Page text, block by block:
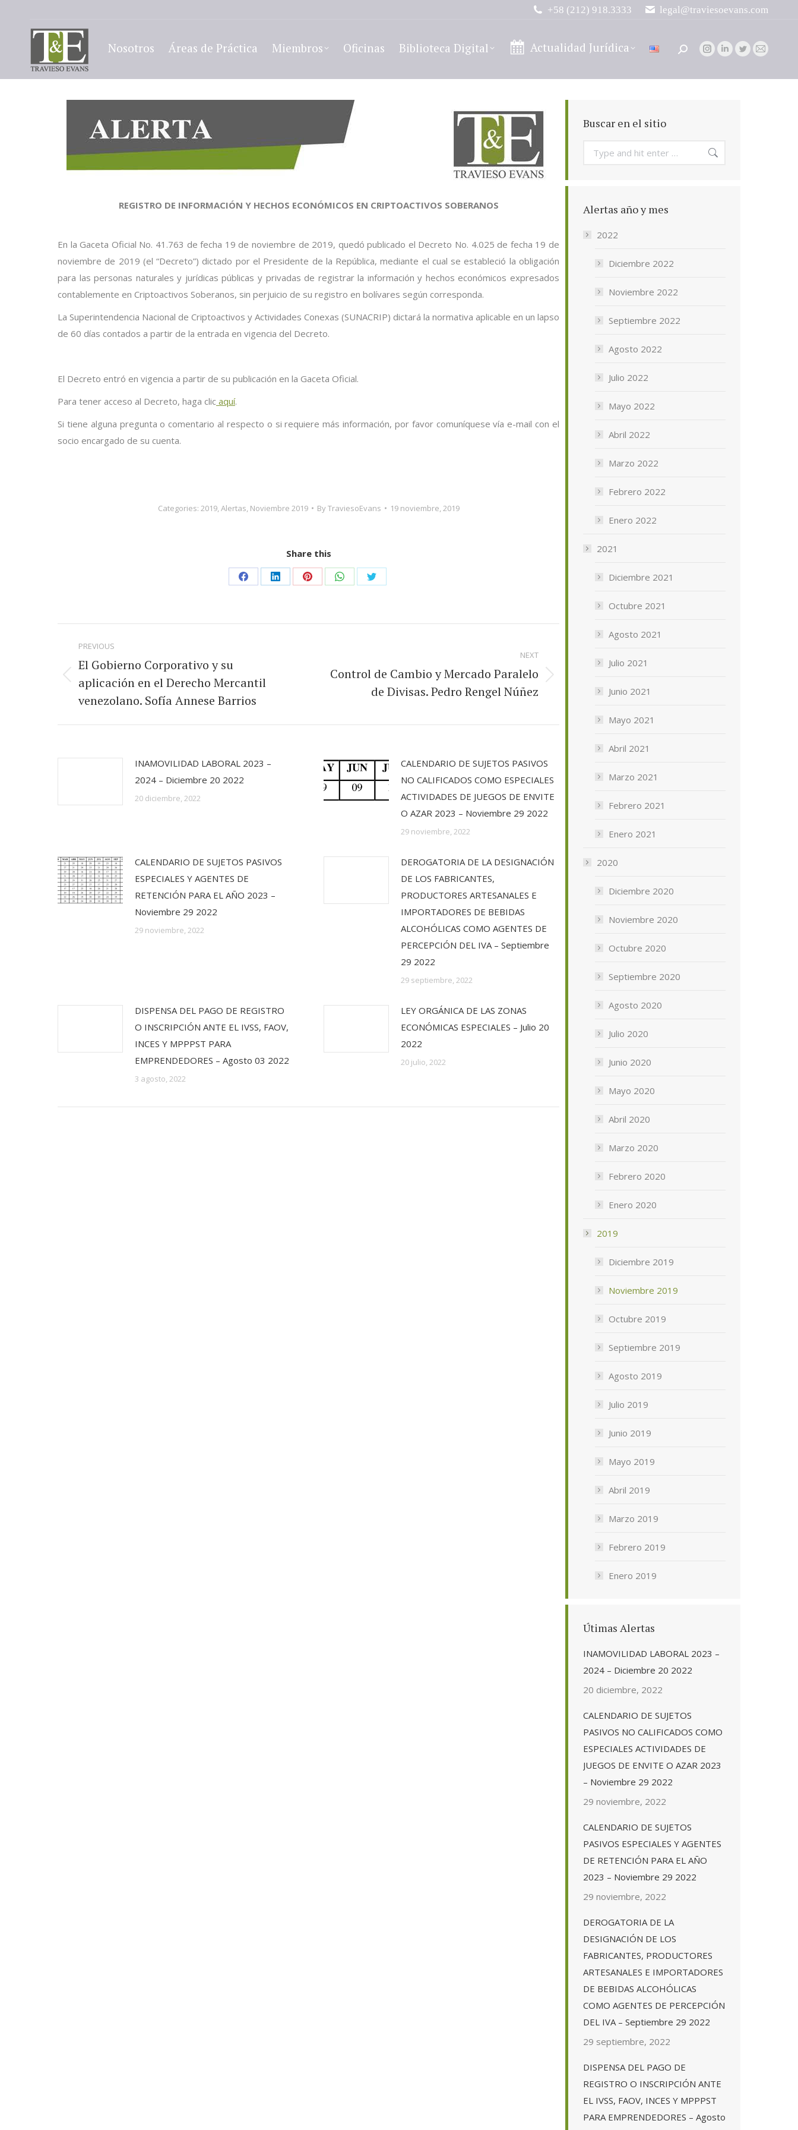
+58 (212) 918.3333 legal@traviesoevans.com
Nosotros Áreas de Práctica Miembros Oficinas Biblioteca Digital Actualidad Jurídica Search:Instagram
Linkedin
Twitter
Mail
REGISTRO DE INFORMACIÓN Y HECHOS ECONÓMICOS EN CRIPTOACTIVOS SOBERANOS
En la Gaceta Oficial No. 41.763 de fecha 19 de noviembre de 2019, quedó publicado el Decreto No. 4.025 de fecha 19 de
noviembre de 2019 (el “Decreto”) dictado por el Presidente de la República, mediante el cual se estableció la obligación
para las personas naturales y jurídicas públicas y privadas de registrar la información y hechos económicos expresados
contablemente en Criptoactivos Soberanos, sin perjuicio de su registro en bolívares según corresponda.
La Superintendencia Nacional de Criptoactivos y Actividades Conexas (SUNACRIP) dictará la normativa aplicable en un lapso
de 60 días contados a partir de la entrada en vigencia del Decreto.
El Decreto entró en vigencia a partir de su publicación en la Gaceta Oficial.
Para tener acceso al Decreto, haga clic aquí.
Si tiene alguna pregunta o comentario al respecto o si requiere más información, por favor comuníquese vía e-mail con el
socio encargado de su cuenta.
Categories: 2019,Alertas, Noviembre 2019 ByTraviesoEvans 19 noviembre, 2019
Share this
Share
Facebook
Share
LinkedIn
Share
Pinterest
Share
WhatsApp
Share
Twitter
Post
navigation
PREVIOUS
Previous
post:
El Gobierno Corporativo y su
aplicación en el Derecho Mercantil
venezolano. Sofía Annese Barrios
NEXT
Control de Cambio y Mercado Paralelo
de Divisas. Pedro Rengel Núñez
INAMOVILIDAD LABORAL 2023 –
2024 – Diciembre 20 2022
20 diciembre, 2022
CALENDARIO DE SUJETOS PASIVOS
NO CALIFICADOS COMO ESPECIALES
ACTIVIDADES DE JUEGOS DE ENVITE
O AZAR 2023 – Noviembre 29 2022
29 noviembre, 2022
CALENDARIO DE SUJETOS PASIVOS
ESPECIALES Y AGENTES DE
RETENCIÓN PARA EL AÑO 2023 –
Noviembre 29 2022
29 noviembre, 2022
DEROGATORIA DE LA DESIGNACIÓN
DE LOS FABRICANTES,
PRODUCTORES ARTESANALES E
IMPORTADORES DE BEBIDAS
ALCOHÓLICAS COMO AGENTES DE
PERCEPCIÓN DEL IVA – Septiembre
29 2022
29 septiembre, 2022
DISPENSA DEL PAGO DE REGISTRO
O INSCRIPCIÓN ANTE EL IVSS, FAOV,
INCES Y MPPPST PARA
EMPRENDEDORES – Agosto 03 2022
3 agosto, 2022
LEY ORGÁNICA DE LAS ZONAS
ECONÓMICAS ESPECIALES – Julio 20
2022
20 julio, 2022
Buscar en el sitio
Search:
Alertas año y mes
2022
Diciembre 2022
Noviembre 2022
Septiembre 2022
Agosto 2022
Julio 2022
Mayo 2022
Abril 2022
Marzo 2022
Febrero 2022
Enero 2022
2021
Diciembre 2021
Octubre 2021
Agosto 2021
Julio 2021
Junio 2021
Mayo 2021
Abril 2021
Marzo 2021
Febrero 2021
Enero 2021
2020
Diciembre 2020
Noviembre 2020
Octubre 2020
Septiembre 2020
Agosto 2020
Julio 2020
Junio 2020
Mayo 2020
Abril 2020
Marzo 2020
Febrero 2020
Enero 2020
2019
Diciembre 2019
Noviembre 2019
Octubre 2019
Septiembre 2019
Agosto 2019
Julio 2019
Junio 2019
Mayo 2019
Abril 2019
Marzo 2019
Febrero 2019
Enero 2019
Útimas Alertas
INAMOVILIDAD LABORAL 2023 –
2024 – Diciembre 20 2022
20 diciembre, 2022
CALENDARIO DE SUJETOS
PASIVOS NO CALIFICADOS COMO
ESPECIALES ACTIVIDADES DE
JUEGOS DE ENVITE O AZAR 2023
– Noviembre 29 2022
29 noviembre, 2022
CALENDARIO DE SUJETOS
PASIVOS ESPECIALES Y AGENTES
DE RETENCIÓN PARA EL AÑO
2023 – Noviembre 29 2022
29 noviembre, 2022
DEROGATORIA DE LA
DESIGNACIÓN DE LOS
FABRICANTES, PRODUCTORES
ARTESANALES E IMPORTADORES
DE BEBIDAS ALCOHÓLICAS
COMO AGENTES DE PERCEPCIÓN
DEL IVA – Septiembre 29 2022
29 septiembre, 2022
DISPENSA DEL PAGO DE
REGISTRO O INSCRIPCIÓN ANTE
EL IVSS, FAOV, INCES Y MPPPST
PARA EMPRENDEDORES – Agosto